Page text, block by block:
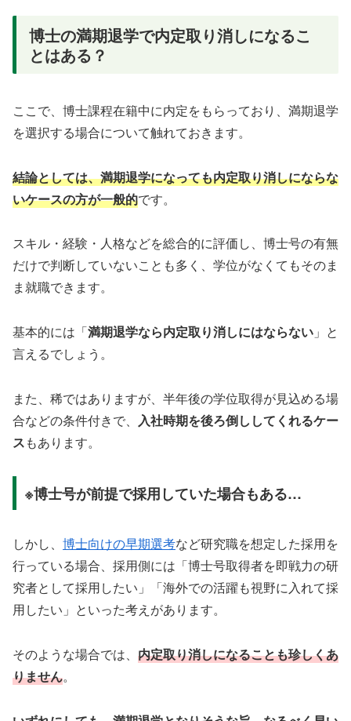
博士の満期退学で内定取り消しになるこ
とはある？
ここで、博士課程在籍中に内定をもらっており、満期退学
を選択する場合について触れておきます。
結論としては、満期退学になっても内定取り消しにならな
いケースの方が一般的です。
スキル・経験・人格などを総合的に評価し、博士号の有無
だけで判断していないことも多く、学位がなくてもそのま
ま就職できます。
基本的には「満期退学なら内定取り消しにはならない 」と
言えるでしょう。
また、稀ではありますが、半年後の学位取得が見込める場
合などの条件付きで、 入社時期を後ろ倒ししてくれるケー
スもあります。
※博士号が前提で採用していた場合もある…
しかし、 博士向けの早期選考など研究職を想定した採用を
行っている場合、採用側には「博士号取得者を即戦力の研
究者として採用したい」「海外での活躍も視野に入れて採
用したい」といった考えがあります。
そのような場合では、 内定取り消しになることも珍しくあ
りません。